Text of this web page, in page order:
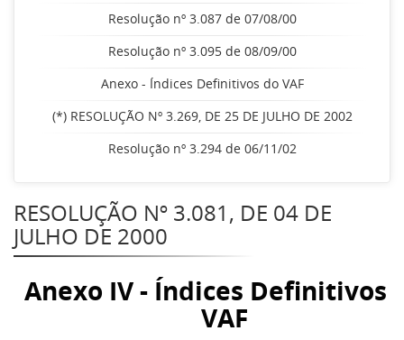
Resolução nº 3.087 de 07/08/00
Resolução nº 3.095 de 08/09/00
Anexo - Índices Definitivos do VAF
(*) RESOLUÇÃO Nº 3.269, DE 25 DE JULHO DE 2002
Resolução nº 3.294 de 06/11/02
RESOLUÇÃO Nº 3.081, DE 04 DE
JULHO DE 2000
Anexo IV - Índices Definitivos
VAF